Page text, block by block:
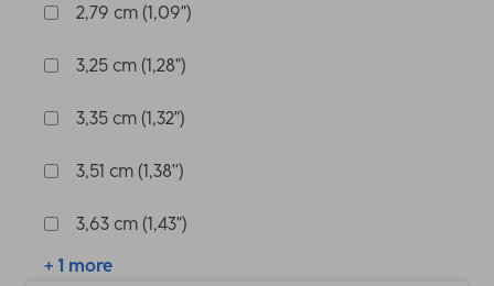
2,79 cm (1,09")
3,25 cm (1,28")
3,35 cm (1,32")
3,51 cm (1,38'')
3,63 cm (1,43")
+ 1 more